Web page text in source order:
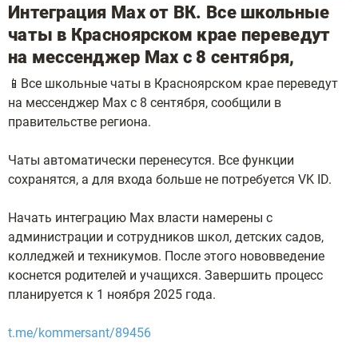
Интеграция Max от ВК. Все школьные
чаты в Красноярском крае переведут
на мессенджер Max с 8 сентября,
📱Все школьные чаты в Красноярском крае переведут
на мессенджер Max с 8 сентября, сообщили в
правительстве региона.
Чаты автоматически перенесутся. Все функции
сохранятся, а для входа больше не потребуется VK ID.
Начать интеграцию Max власти намерены с
администрации и сотрудников школ, детских садов,
колледжей и техникумов. После этого нововведение
коснется родителей и учащихся. Завершить процесс
планируется к 1 ноября 2025 года.
t.me/kommersant/89456